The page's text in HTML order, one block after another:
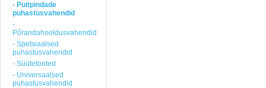
- Puitpindade
puhastusvahendid
-
Põrandahooldusvahendid
- Spetsiaalsed
puhastusvahendid
- Süütetooted
- Universaalsed
puhastusvahendid